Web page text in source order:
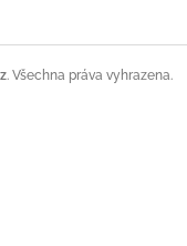
. Všechna práva vyhrazena.